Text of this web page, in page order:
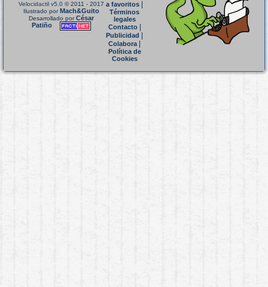
Velocidactil v5.0 © 2011 - 2017
Ilustrado porMach&Guito
Desarrollado porCésar
Patiño
a favoritos
Términos
legales
Contacto|
Publicidad
Colabora|
Política de
Cookies